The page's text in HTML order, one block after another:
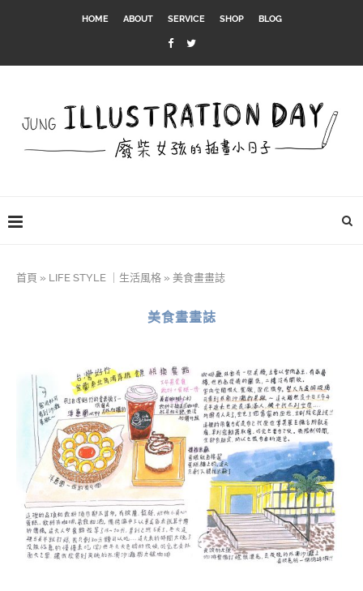
HOME ABOUT SERVICE SHOP BLOG
首頁 » LIFE STYLE ｜生活風格 » 美食畫畫誌
美食畫畫誌